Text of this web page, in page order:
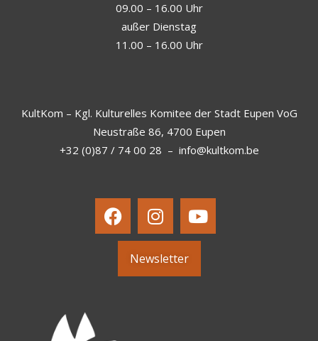
09.00 – 16.00 Uhr
außer Dienstag
11.00 – 16.00 Uhr
KultKom – Kgl. Kulturelles Komitee der Stadt Eupen VoG
Neustraße 86, 4700 Eupen
+32 (0)87 / 74 00 28 – info@kultkom.be
Newsletter